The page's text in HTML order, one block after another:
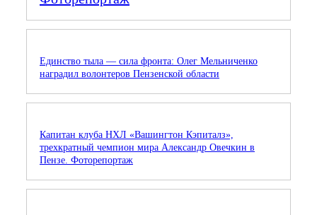
Единство тыла — сила фронта: Олег Мельниченко
наградил волонтеров Пензенской области
Капитан клуба НХЛ «Вашингтон Кэпиталз»,
трехкратный чемпион мира Александр Овечкин в
Пензе. Фоторепортаж